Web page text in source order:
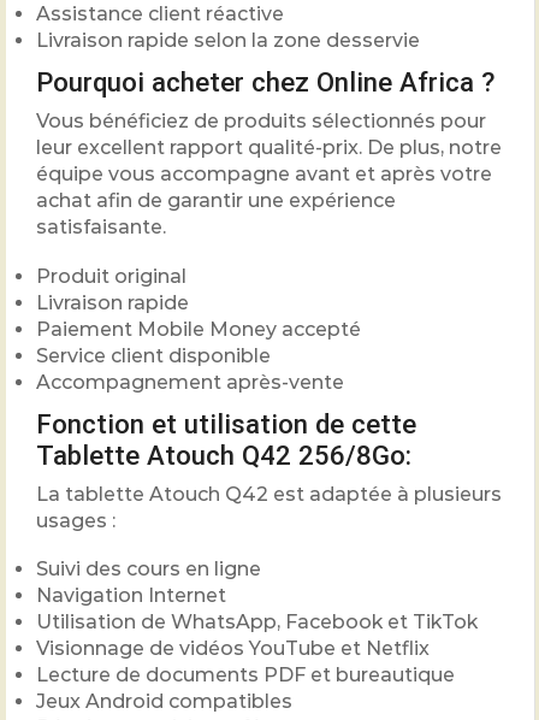
Assistance client réactive
Livraison rapide selon la zone desservie
Pourquoi acheter chez Online Africa ?
Vous bénéficiez de produits sélectionnés pour
leur excellent rapport qualité-prix. De plus, notre
équipe vous accompagne avant et après votre
achat afin de garantir une expérience
satisfaisante.
Produit original
Livraison rapide
Paiement Mobile Money accepté
Service client disponible
Accompagnement après-vente
Fonction et utilisation de cette
Tablette Atouch Q42 256/8Go:
La tablette Atouch Q42 est adaptée à plusieurs
usages :
Suivi des cours en ligne
Navigation Internet
Utilisation de WhatsApp, Facebook et TikTok
Visionnage de vidéos YouTube et Netflix
Lecture de documents PDF et bureautique
Jeux Android compatibles